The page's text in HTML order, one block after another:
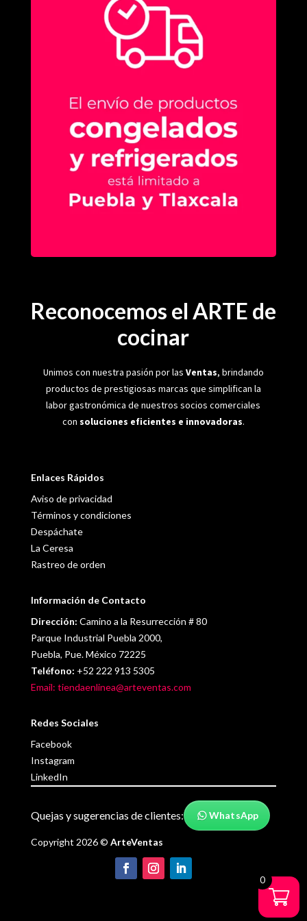
Reconocemos el ARTE de
cocinar
Unimos con nuestra pasión por las Ventas, brindando
productos de prestigiosas marcas que simplifican la
labor gastronómica de nuestros socios comerciales
con soluciones eficientes e innovadoras.
Enlaces Rápidos
Aviso de privacidad
Términos y condiciones
Despáchate
La Ceresa
Rastreo de orden
Información de Contacto
Dirección: Camino a la Resurrección # 80
Parque Industrial Puebla 2000,
Puebla, Pue. México 72225
Teléfono: +52 222 913 5305
Email: tiendaenlinea@arteventas.com
Redes Sociales
Facebook
Instagram
LinkedIn
Quejas y sugerencias de clientes: WhatsApp
Copyright 2026 © ArteVentas
0